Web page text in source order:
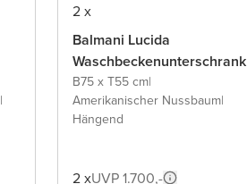
|
2 x
Balmani Lucida
Waschbeckenunterschrank
B75 x T55 cm|
Amerikanischer Nussbaum|
Hängend
2 xUVP 1.700,-